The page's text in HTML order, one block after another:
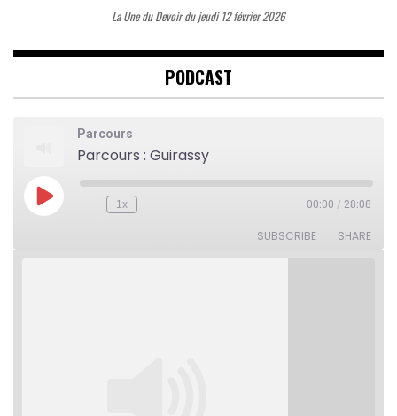
La Une du Devoir du jeudi 12 février 2026
PODCAST
Parcours
Parcours : Guirassy
Play
Episode
Rewind
1x 00:00 / 28:08
SUBSCRIBE SHARE